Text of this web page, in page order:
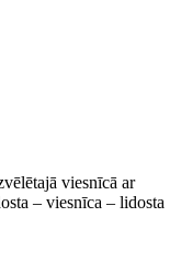
viesnīcā ar
– viesnīca – lidosta